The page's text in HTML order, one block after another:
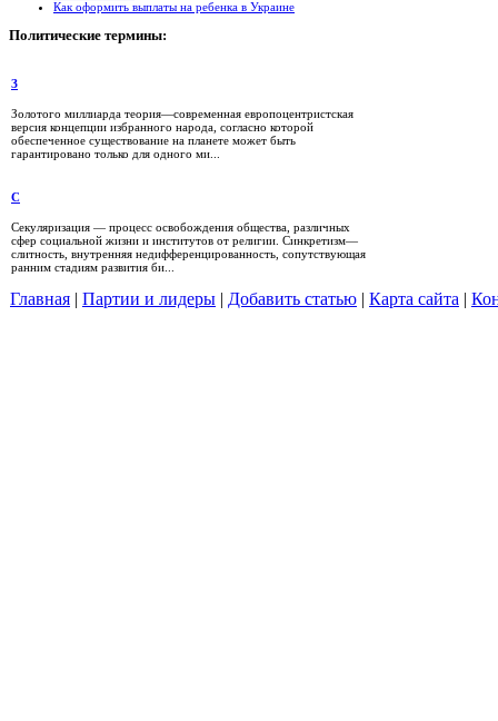
Как оформить выплаты на ребенка в Украине
Политические термины:
З
Золотого миллиарда теория—современная европоцентристская
версия концепции избранного народа, согласно которой
обеспеченное существование на планете может быть
гарантировано только для одного ми...
С
Секуляризация — процесс освобождения общества, различных
сфер социальной жизни и институтов от религии. Синкретизм—
слитность, внутренняя недифференцированность, сопутствующая
ранним стадиям развития би...
Главная | Партии и лидеры | Добавить статью | Карта сайта |